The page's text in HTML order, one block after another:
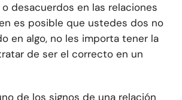
desacuerdos en las relaciones
es posible que ustedes dos no
en algo, no les importa tener la
de ser el correcto en un
de los signos de una relación